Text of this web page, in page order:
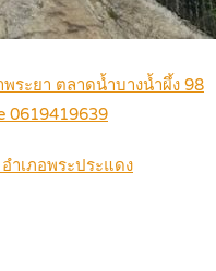
ระยา ตลาดน้ำบางน้ำผึ้ง 98
0619419639
ำเภอพระประแดง